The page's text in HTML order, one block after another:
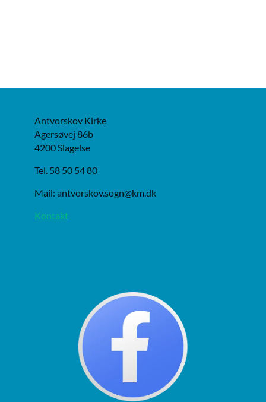
Antvorskov Kirke
Agersøvej 86b
4200 Slagelse
Tel. 58 50 54 80
Mail: antvorskov.sogn@km.dk
Kontakt